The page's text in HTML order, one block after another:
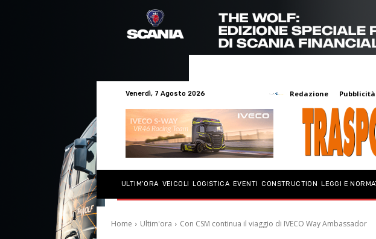
Venerdì, 7 Agosto 2026 Redazione Pubblicità
ULTIM’ORA VEICOLI LOGISTICA EVENTI CONSTRUCTION LEGGI E
Home Ultim'ora Con CSM continua il viaggio di IVECO Way Ambassador